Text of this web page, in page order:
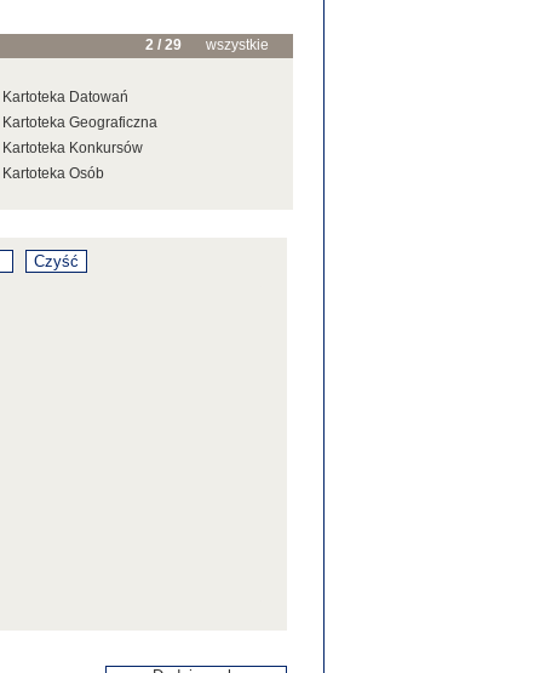
2 / 29 wszystkie
Kartoteka Datowań
Kartoteka Geograficzna
Kartoteka Konkursów
Kartoteka Osób
Kartoteka Wystaw
Kartoteka Źródeł